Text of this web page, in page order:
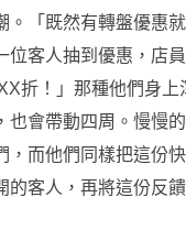
。「既然有轉盤優惠就
位客人抽到優惠，店
折！」那種他們身上
也會帶動四周。慢慢
，而他們同樣把這份
的客人，再將這份反